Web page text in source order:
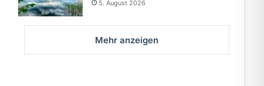
5. August 2026
Mehr anzeigen